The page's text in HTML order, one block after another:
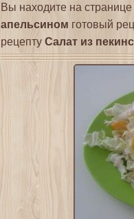
Вы находите на странице
апельсином готовый
рецепту Салат из